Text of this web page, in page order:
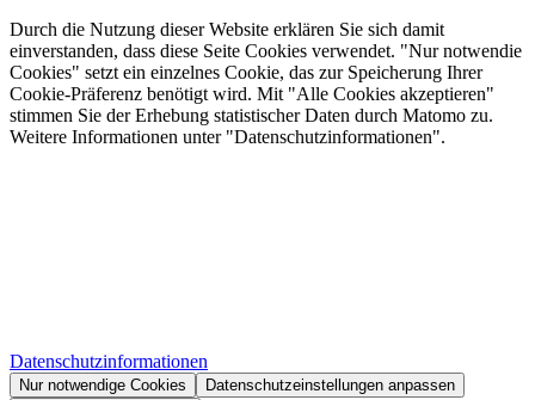
Durch die Nutzung dieser Website erklären Sie sich damit
einverstanden, dass diese Seite Cookies verwendet. "Nur notwendie
Cookies" setzt ein einzelnes Cookie, das zur Speicherung Ihrer
Cookie-Präferenz benötigt wird. Mit "Alle Cookies akzeptieren"
stimmen Sie der Erhebung statistischer Daten durch Matomo zu.
Weitere Informationen unter "Datenschutzinformationen".
Datenschutzinformationen
Nur notwendige Cookies
Datenschutzeinstellungen anpassen